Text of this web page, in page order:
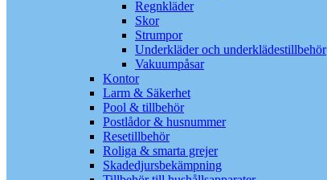
Regnkläder
Skor
Strumpor
Underkläder och underklädestillbehör
Vakuumpåsar
Kontor
Larm & Säkerhet
Pool & tillbehör
Postlådor & husnummer
Resetillbehör
Roliga & smarta grejer
Skadedjursbekämpning